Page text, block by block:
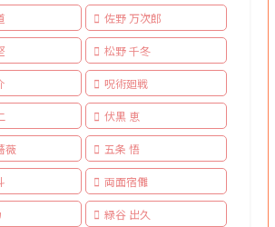
佐野 万次郎
松野 千冬
呪術廻戦
伏黒 恵
薇 五条 悟
両面宿儺
緑谷 出久